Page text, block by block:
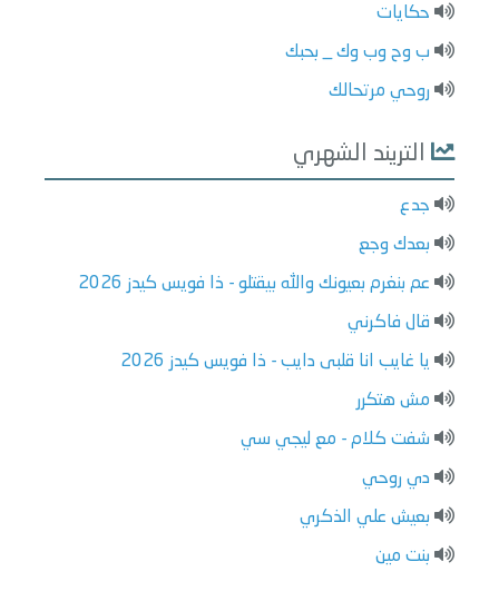
حكايات
ب وح وب وك _ بحبك
روحي مرتحالك
التريند الشهري
جدع
بعدك وجع
عم بنغرم بعيونك والله بيقتلو - ذا فويس كيدز 2026
قال فاكرني
يا غايب انا قلبى دايب - ذا فويس كيدز 2026
مش هتكرر
شفت كلام - مع ليجي سي
دي روحي
بعيش علي الذكري
بنت مين